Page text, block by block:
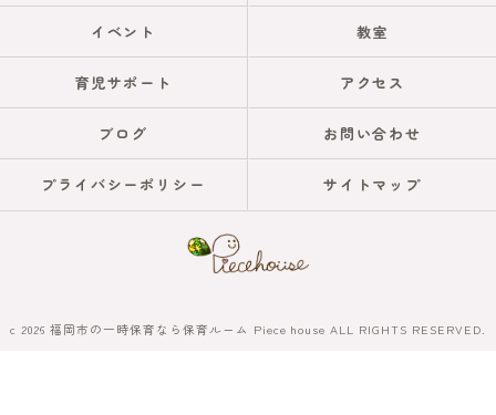
イベント 教室
育児サポート アクセス
ブログ お問い合わせ
プライバシーポリシー サイトマップ
c 2026 福岡市の一時保育なら保育ルーム Piece house ALL RIGHTS RESERVED.